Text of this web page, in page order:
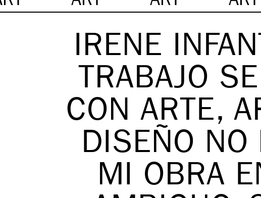
IRENE
TRABAJO
CON ARTE,
DISEÑO NO
MI OBRA